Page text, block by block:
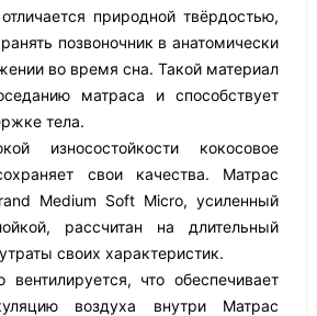
природной твёрдостью,
позвоночник в анатомически
во время сна. Такой материал
матраса и способствует
тела.
износостойкости кокосовое
свои качества. Матрас
Medium Soft Micro, усиленный
рассчитан на длительный
своих характеристик.
вентилируется, что обеспечивает
воздуха внутри Матрас